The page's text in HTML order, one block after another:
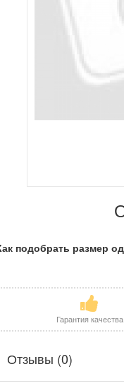
подобрать размер
Гарантия качества
Отзывы (0)